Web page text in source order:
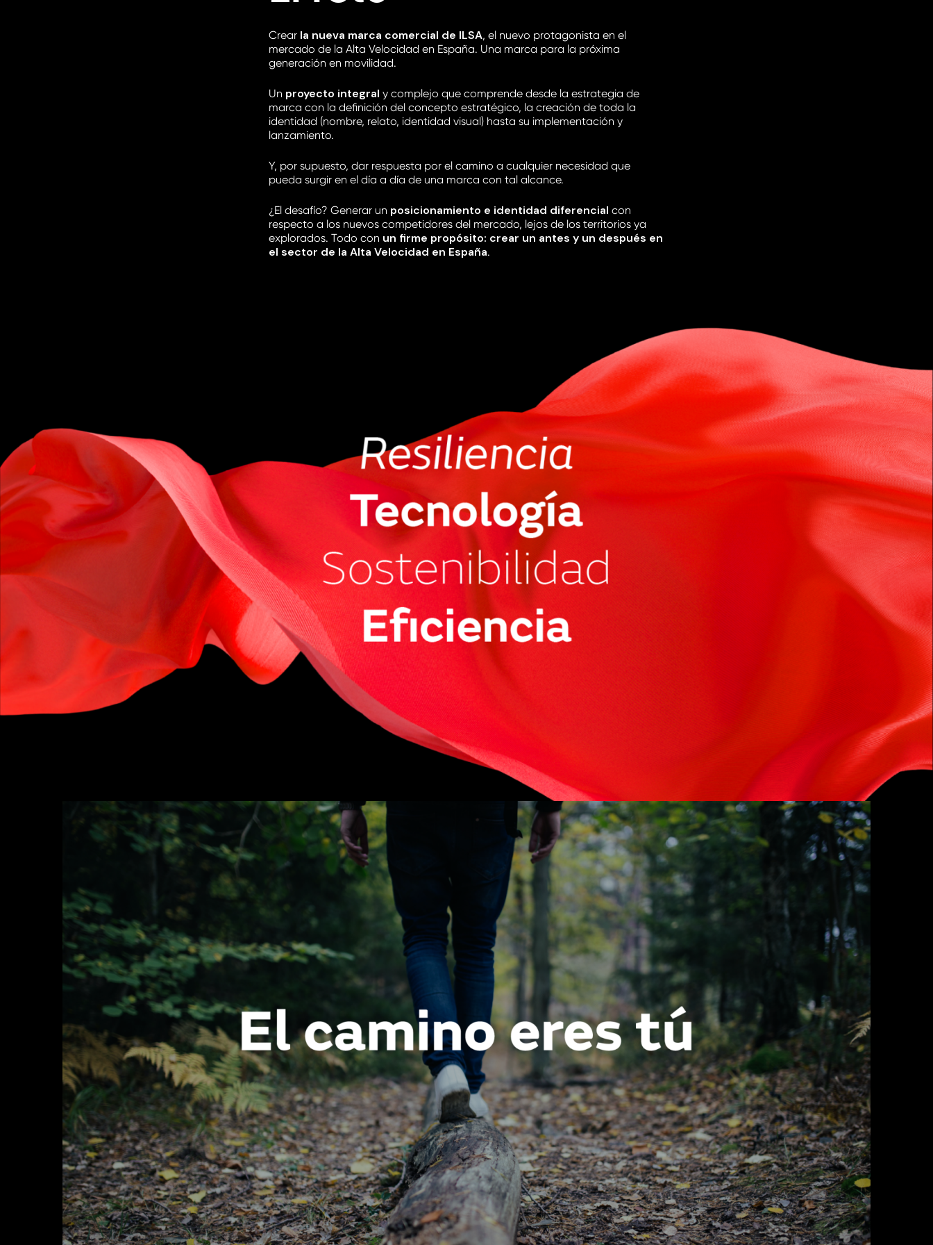
Crear la nueva marca comercial de ILSA, el nuevo protagonista en el
mercado de la Alta Velocidad en España. Una marca para la próxima
generación en movilidad.
Un proyecto integral y complejo que comprende desde la estrategia de
marca con la definición del concepto estratégico, la creación de toda la
identidad (nombre, relato, identidad visual) hasta su implementación y
lanzamiento.
Y, por supuesto, dar respuesta por el camino a cualquier necesidad que
pueda surgir en el día a día de una marca con tal alcance.
¿El desafío? Generar un posicionamiento e identidad diferencial con
respecto a los nuevos competidores del mercado, lejos de los territorios ya
explorados. Todo con un firme propósito: crear un antes y un después en
el sector de la Alta Velocidad en España.